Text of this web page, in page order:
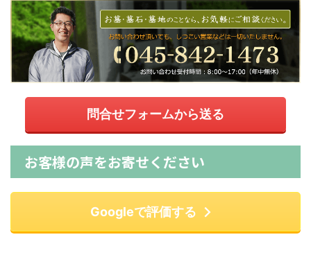
問合せフォームから送る
お客様の声をお寄せください
Googleで評価する